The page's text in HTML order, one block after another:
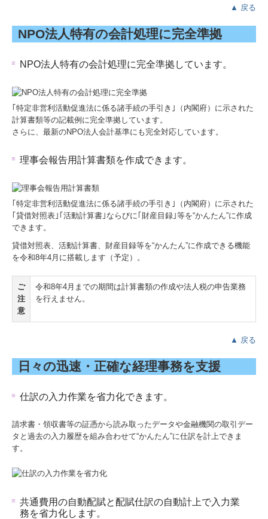
料金について
個人情報保護方針
カスタマーハラスメントに対する基本方針
リンク集
TKCモニタリング情報サービス
マイナンバー制度への対応
経営者の四季
▲ 戻る
NPO法人特有の会計処理に完全準拠
NPO法人特有の会計処理に完全準拠しています。
｢特定非営利活動促進法に係る諸手続の手引き｣（内閣府）に示された
計算書類等の記載例に完全準拠しています。
さらに、最新のNPO法人会計基準にも完全対応しています。
理事会報告用計算書類を作成できます。
｢特定非営利活動促進法に係る諸手続の手引き｣（内閣府）に示された
｢貸借対照表｣｢活動計算書｣ならびに｢財産目録｣等を“かんたん”に作成
できます。
貸借対照表、活動計算書、財産目録等を“かんたん”に作成できる機能
を令和8年4月に搭載します（予定）。
ご
注
意
令和8年4月までの期間は計算書類の作成や法人税の申告業務
を行えません。
▲ 戻る
日々の迅速・正確な経理事務を支援
仕訳の入力作業を省力化できます。
請求書・領収書等の証憑から読み取ったデータや金融機関の取引デー
タと過去の入力履歴を組み合わせて“かんたん”に仕訳を計上できま
す。
共通費用の自動配賦と配賦仕訳の自動計上で入力業
務を省力化します。